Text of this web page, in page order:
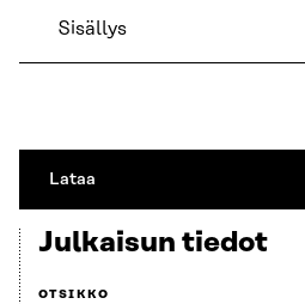
Sisällys
Lataa
Julkaisun tiedot
OTSIKKO